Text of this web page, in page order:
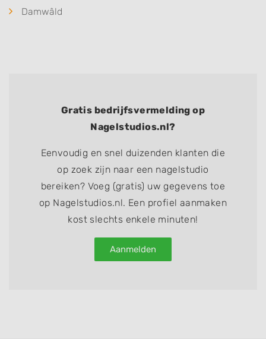
Damwâld
Gratis bedrijfsvermelding op
Nagelstudios.nl?
Eenvoudig en snel duizenden klanten die
op zoek zijn naar een nagelstudio
bereiken? Voeg (gratis) uw gegevens toe
op Nagelstudios.nl. Een profiel aanmaken
kost slechts enkele minuten!
Aanmelden